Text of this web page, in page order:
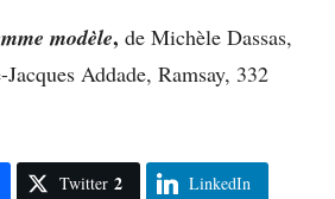
modèle, de Michèle Dassas,
Addade, Ramsay, 332
Twitter 2 LinkedIn